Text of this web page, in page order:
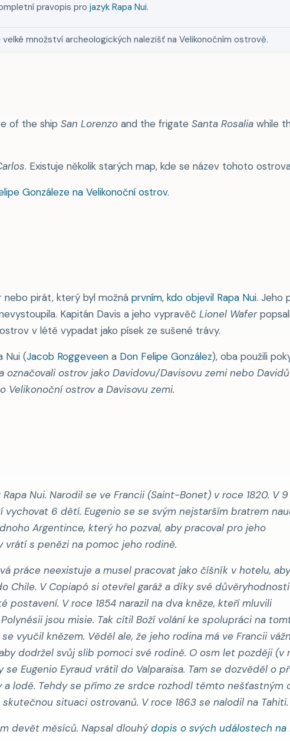
pravopis projazyk Rapa Nui.
množství archeologických nalezišť na Velikonočním ostrově.
of the ship San Lorenzo and the frigate Santa Rosalia while
. Existuje několik starých map, kde se název tohoto
Gonzáleze na Velikonoční ostrov.
nebo pirát, který byl možná prvním, kdo objevil Rapa Nui. Jeho
Kapitán Davis a jeho vypravěč Lionel Wafer
v létě vypadat jako písek ze sušené trávy.
Nui (Jacob Roggeveen a Don Felipe González), oba použili
označovali ostrov jako Davidovu/Davisovu zemi nebo
Velikonoční ostrova Davisovu zemi.
Nui. Narodil se ve Francii (Saint-Bonet) v roce 1820. V 9
6 dětí. Eugenio se se svým nejstarším bratrem
Argentince, který ho pozval, aby pracoval pro jeho
vrátí s penězi na pomoc jeho rodině.
práce neexistuje a musel pracovat jako číšník v hotelu,
V Copiapó si otevřel garáž a díky své
V roce 1854 narazil na dva kněze, kteří mluvili
jsou misie. Tak cítil Boží volání ke spolupráci na
vyučil knězem. Věděl ale, že jeho rodina má ve Francii
dodržel svůj slib pomoci své rodině. O osm let později (v
Eugenio Eyraud vrátil do Valparaisa. Tam se dozvěděl o
lodě. Tehdy se přímo ze srdce rozhodl těmto nešťastným
situaci ostrovanů. V roce 1863 se nalodil na Tahiti.
devět měsíců. Napsal dlouhýdopis o svých událostech na